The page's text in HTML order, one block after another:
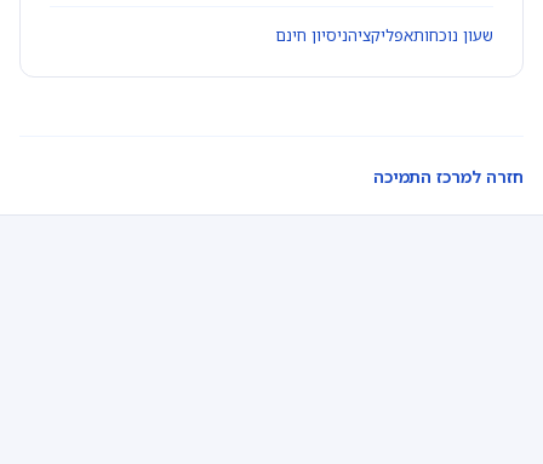
שעון נוכחותאפליקציהניסיון חינם
חזרה למרכז התמיכה